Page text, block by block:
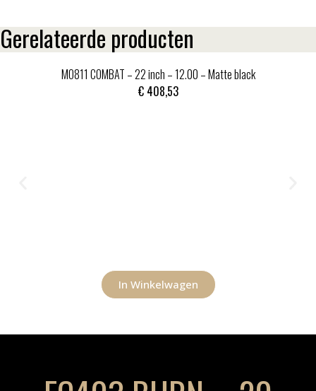
Gerelateerde producten
MO811 COMBAT – 22 inch – 12.00 – Matte black
€408,53
In Winkelwagen